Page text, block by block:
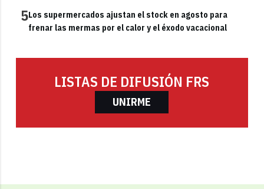
5Los supermercados ajustan el stock en agosto para
frenar las mermas por el calor y el éxodo vacacional
LISTAS DE DIFUSIÓN FRS
UNIRME